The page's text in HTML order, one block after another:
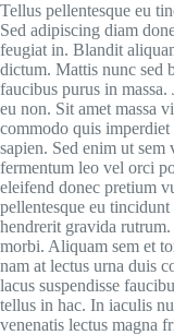
Tellus pellentesque eu
Sed adipiscing diam
feugiat in. Blandit
dictum. Mattis nunc sed
faucibus purus in
eu non. Sit amet massa
commodo quis
sapien. Sed enim ut
fermentum leo vel orci
eleifend donec pretium
pellentesque eu
hendrerit gravida
morbi. Aliquam sem et
nam at lectus urna duis
lacus suspendisse
tellus in hac. In iaculis
venenatis lectus magna